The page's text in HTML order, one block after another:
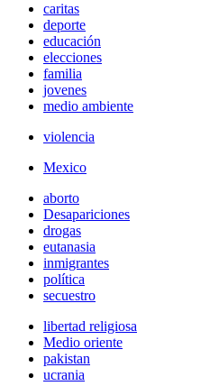
caritas
deporte
educación
elecciones
familia
jovenes
medio ambiente
violencia
Mexico
aborto
Desapariciones
drogas
eutanasia
inmigrantes
política
secuestro
libertad religiosa
Medio oriente
pakistan
ucrania